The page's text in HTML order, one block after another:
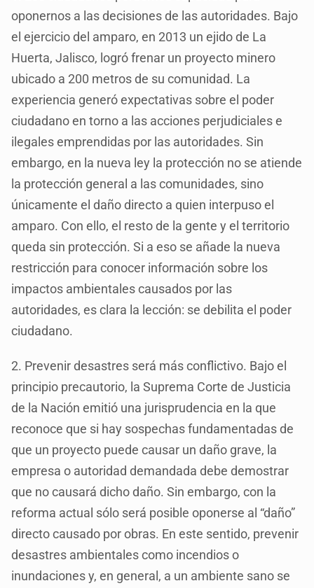
oponernos a las decisiones de las autoridades. Bajo
el ejercicio del amparo, en 2013 un ejido de La
Huerta, Jalisco, logró frenar un proyecto minero
ubicado a 200 metros de su comunidad. La
experiencia generó expectativas sobre el poder
ciudadano en torno a las acciones perjudiciales e
ilegales emprendidas por las autoridades. Sin
embargo, en la nueva ley la protección no se atiende
la protección general a las comunidades, sino
únicamente el daño directo a quien interpuso el
amparo. Con ello, el resto de la gente y el territorio
queda sin protección. Si a eso se añade la nueva
restricción para conocer información sobre los
impactos ambientales causados por las
autoridades, es clara la lección: se debilita el poder
ciudadano.
2. Prevenir desastres será más conflictivo. Bajo el
principio precautorio, la Suprema Corte de Justicia
de la Nación emitió una jurisprudencia en la que
reconoce que si hay sospechas fundamentadas de
que un proyecto puede causar un daño grave, la
empresa o autoridad demandada debe demostrar
que no causará dicho daño. Sin embargo, con la
reforma actual sólo será posible oponerse al “daño”
directo causado por obras. En este sentido, prevenir
desastres ambientales como incendios o
inundaciones y, en general, a un ambiente sano se